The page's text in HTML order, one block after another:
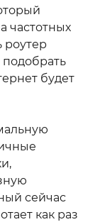
частотных
роутер
подобрать
будет
сейчас
как раз